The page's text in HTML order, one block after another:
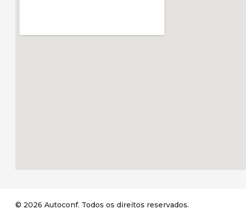
© 2026 Autoconf. Todos os direitos reservados.